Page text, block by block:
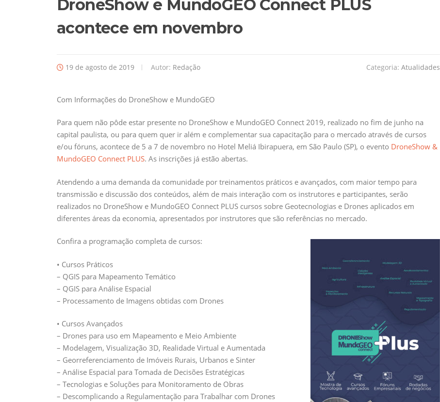
DroneShow e MundoGEO Connect PLUS
acontece em novembro
19 de agosto de 2019 Autor: Redação Categoria: Atualidades
Com Informações do DroneShow e MundoGEO
Para quem não pôde estar presente no DroneShow e MundoGEO Connect 2019, realizado no fim de junho na
capital paulista, ou para quem quer ir além e complementar sua capacitação para o mercado através de cursos
e/ou fóruns, acontece de 5 a 7 de novembro no Hotel Meliá Ibirapuera, em São Paulo (SP), o evento DroneShow &
MundoGEO Connect PLUS. As inscrições já estão abertas.
Atendendo a uma demanda da comunidade por treinamentos práticos e avançados, com maior tempo para
transmissão e discussão dos conteúdos, além de mais interação com os instrutores e participantes, serão
realizados no DroneShow e MundoGEO Connect PLUS cursos sobre Geotecnologias e Drones aplicados em
diferentes áreas da economia, apresentados por instrutores que são referências no mercado.
Confira a programação completa de cursos:
• Cursos Práticos
– QGIS para Mapeamento Temático
– QGIS para Análise Espacial
– Processamento de Imagens obtidas com Drones
• Cursos Avançados
– Drones para uso em Mapeamento e Meio Ambiente
– Modelagem, Visualização 3D, Realidade Virtual e Aumentada
– Georreferenciamento de Imóveis Rurais, Urbanos e Sinter
– Análise Espacial para Tomada de Decisões Estratégicas
– Tecnologias e Soluções para Monitoramento de Obras
– Descomplicando a Regulamentação para Trabalhar com Drones